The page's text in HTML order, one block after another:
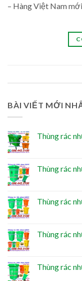
– Hàng Việt Nam
BÀI VIẾT MỚI
Thùng rác
Thùng rác
Thùng rác
Thùng rác
Thùng rác